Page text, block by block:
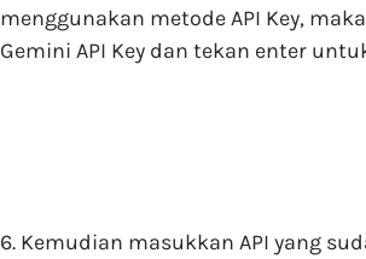
menggunakan metode API Key,
Gemini API Key dan tekan enter
6. Kemudian masukkan API yang